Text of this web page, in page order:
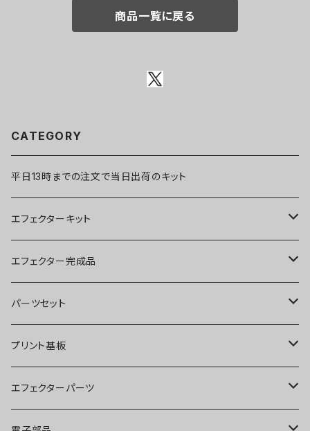
商品一覧に戻る
CATEGORY
平日13時までの注文で当日出荷のキット
エフェクターキット
ブースター
オーバードライブ
ディストーション
ファズ
エフェクター完成品
ブースター
オーバードライブ
ディストーション
パーツセット
ブースター
オーバードライブ
プリント基板
オーバードライブ
エフェクターパーツ